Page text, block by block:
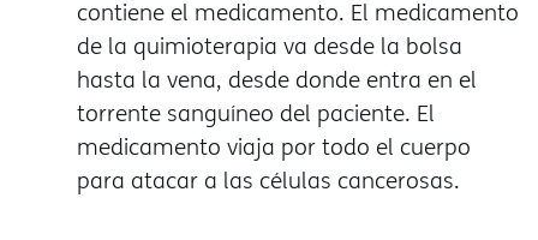
contiene el medicamento. El medicamento
de la quimioterapia va desde la bolsa
hasta la vena, desde donde entra en el
torrente sanguíneo del paciente. El
medicamento viaja por todo el cuerpo
para atacar a las células cancerosas.